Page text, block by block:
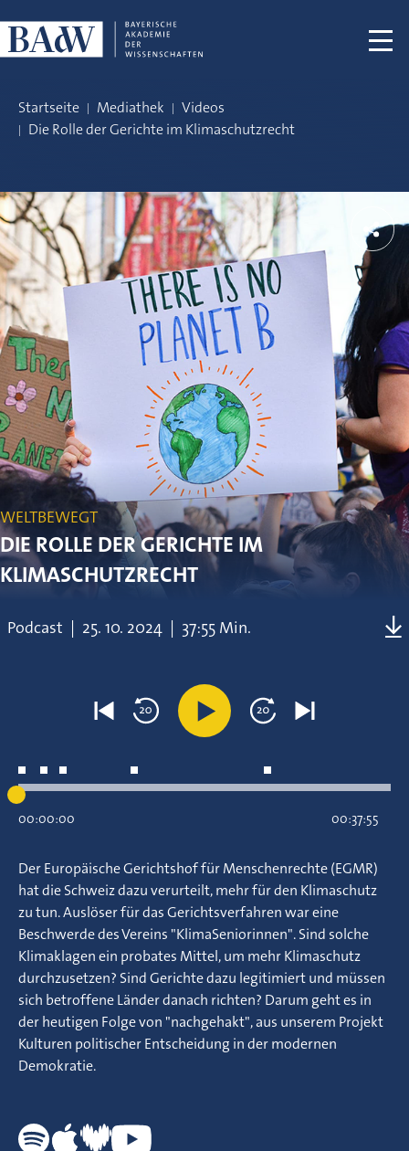
Startseite Mediathek
Videos
Die Rolle der Gerichte im Klimaschutzrecht
WELTBEWEGT
DIE ROLLE DER GERICHTE IM
KLIMASCHUTZRECHT
Podcast | 25. 10. 2024 | 37:55 Min.
00:00:00 00:37:55
Der Europäische Gerichtshof für Menschenrechte (EGMR)
hat die Schweiz dazu verurteilt, mehr für den Klimaschutz
zu tun. Auslöser für das Gerichtsverfahren war eine
Beschwerde des Vereins "KlimaSeniorinnen". Sind solche
Klimaklagen ein probates Mittel, um mehr Klimaschutz
durchzusetzen? Sind Gerichte dazu legitimiert und müssen
sich betroffene Länder danach richten? Darum geht es in
der heutigen Folge von "nachgehakt", aus unserem Projekt
Kulturen politischer Entscheidung in der modernen
Demokratie.